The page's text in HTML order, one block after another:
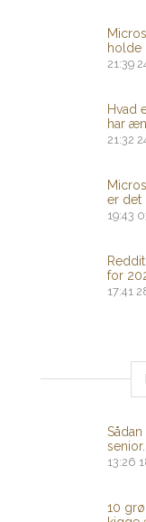
holde
21:39
Hvad
har
21:32
er det
19:43
for
17:41
13:26
10